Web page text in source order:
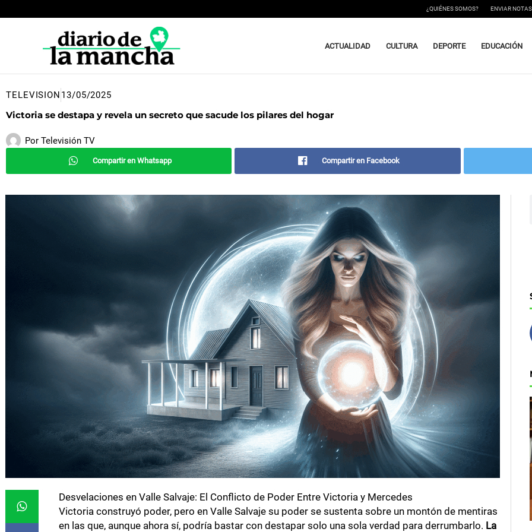
al
¿QUIÉNES SOMOS? ENVIAR
ACTUALIDAD CULTURA DEPORTE EDUCACIÓN
TELEVISION 13/05/2025
Victoria se destapa y revela un secreto que sacude los pilares del hogar
Por Televisión TV
Compartir en Whatsapp Compartir en Facebook
Desvelaciones en Valle Salvaje: El Conflicto de Poder Entre Victoria y Mercedes
Victoria construyó poder, pero en Valle Salvaje su poder se sustenta sobre un montón de mentiras
en las que, aunque ahora sí, podría bastar con destapar solo una sola verdad para derrumbarlo. La